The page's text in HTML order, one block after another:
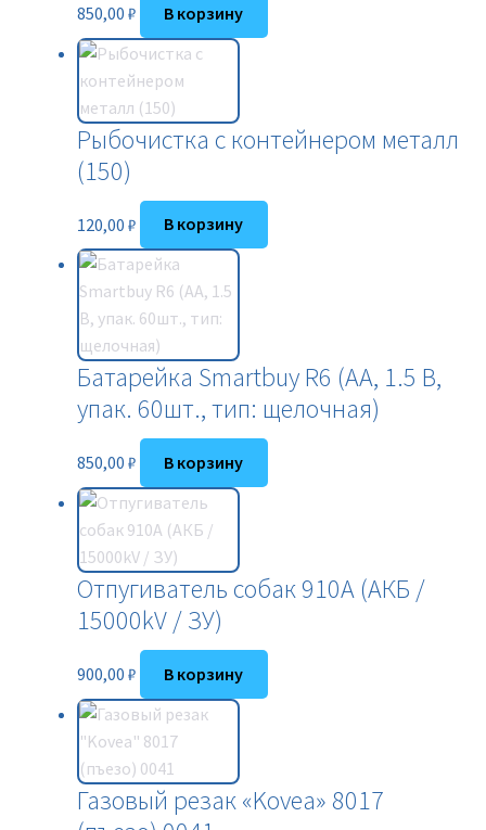
850,00 ₽ В корзину
Рыбочистка с контейнером металл
(150)
120,00 ₽ В корзину
Батарейка Smartbuy R6 (АA, 1.5 В,
упак. 60шт., тип: щелочная)
850,00 ₽ В корзину
Отпугиватель собак 910A (АКБ /
15000kV / ЗУ)
900,00 ₽ В корзину
Газовый резак «Kovea» 8017